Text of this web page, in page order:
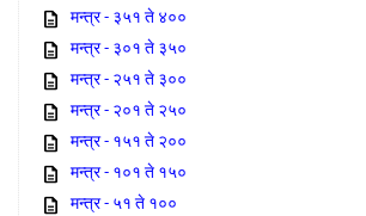
मन्त्र - ३५१ ते ४००
मन्त्र - ३०१ ते ३५०
मन्त्र - २५१ ते ३००
मन्त्र - २०१ ते २५०
मन्त्र - १५१ ते २००
मन्त्र - १०१ ते १५०
मन्त्र - ५१ ते १००